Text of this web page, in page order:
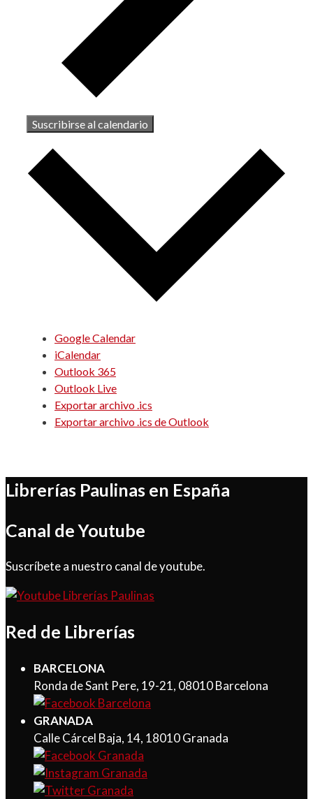
Suscribirse al calendario
Google Calendar
iCalendar
Outlook 365
Outlook Live
Exportar archivo .ics
Exportar archivo .ics de Outlook
Librerías Paulinas en España
Canal de Youtube
Suscríbete a nuestro canal de youtube.
Red de Librerías
BARCELONA
Ronda de Sant Pere, 19-21, 08010 Barcelona
GRANADA
Calle Cárcel Baja, 14, 18010 Granada